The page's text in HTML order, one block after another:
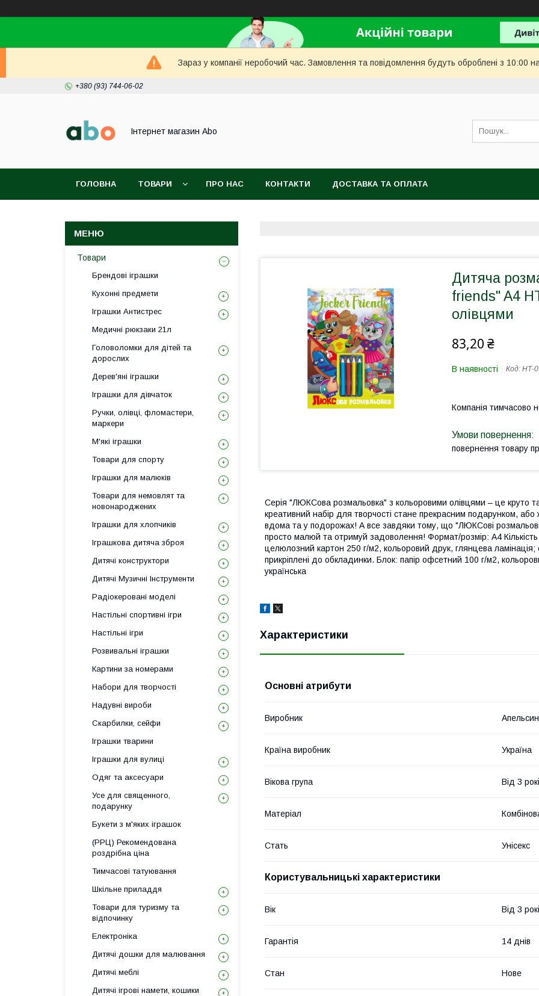
Зараз у компанії неробочий час. Замовлення та повідомлення будуть оброблені з 10:00
+380 (93) 744-06-02
Інтернет магазин Abo
ГОЛОВНА ТОВАРИ ПРО НАС КОНТАКТИ ДОСТАВКА ТА ОПЛАТА
Дитяча
friends" A4
олівцями
83,20 ₴
В наявності Код: НТ-
Компанія тимчасово
повернення товару
Серія "ЛЮКСова розмальовка" з кольоровими олівцями – це круто
креативний набір для творчості стане прекрасним подарунком,
вдома та у подорожах! А все завдяки тому, що "ЛЮКСові
просто малюй та отримуй задоволення! Формат/розмір: А4
целюлозний картон 250 г/м2, кольоровий друк, глянцева ламінація;
прикріплені до обкладинки. Блок: папір офсетний 100 г/м2,
українська
Характеристики
Основні атрибути
Виробник Апельсин
Країна виробник Україна
Вікова група Від 3
Матеріал
Стать Унісекс
Користувальницькі характеристики
Вік Від 3
Гарантія 14 днів
Стан Нове
Товари
Брендові іграшки
Кухонні предмети
Іграшки Антистрес
Медичні рюкзаки 21л
Головоломки для дітей та
дорослих
Дерев'яні іграшки
Іграшки для дівчаток
Ручки, олівці, фломастери,
маркери
М'які іграшки
Товари для спорту
Іграшки для малюків
Товари для немовлят та
новонароджених
Іграшки для хлопчиків
Іграшкова дитяча зброя
Дитячі конструктори
Дитячі Музичні Інструменти
Радіокеровані моделі
Настільні спортивні ігри
Настільні ігри
Розвивальні іграшки
Картини за номерами
Набори для творчості
Надувні вироби
Скарбилки, сейфи
Іграшки тварини
Іграшки для вулиці
Одяг та аксесуари
Усе для священного,
подарунку
Букети з м'яких іграшок
(РРЦ) Рекомендована
роздрібна ціна
Тимчасові татуювання
Шкільне приладдя
Товари для туризму та
відпочинку
Електроніка
Дитячі дошки для малювання
Дитячі меблі
Дитячі ігрові намети, кошики